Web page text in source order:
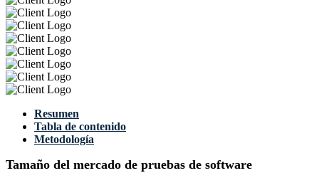
Resumen
Tabla de contenido
Metodología
Tamaño del mercado de pruebas de software